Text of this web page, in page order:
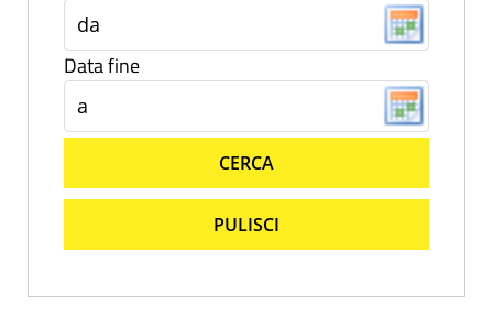
Data fine
CERCA
PULISCI